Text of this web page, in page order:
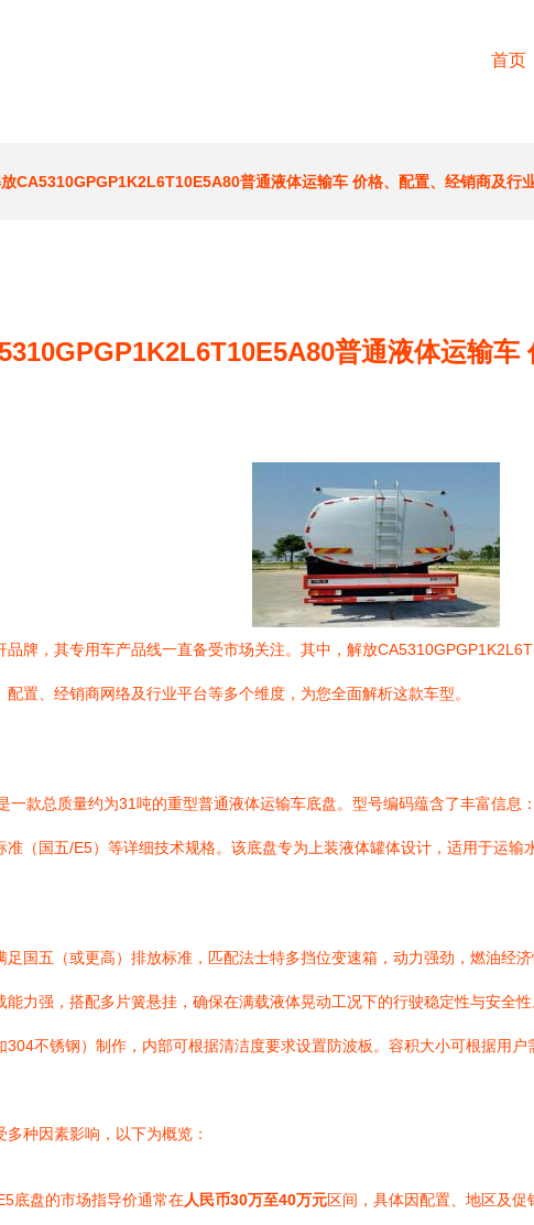
首页
CA5310GPGP1K2L6T10E5A80普通液体运输车 价格、配置、经销商及行
普通液体运输
牌，其专用车产品线一直备受市场关注。其中，解放
置、经销商网络及行业平台等多个维度，为您全面解析这款车型。
款总质量约为31吨的重型普通液体运输车底盘。型号编码蕴含了丰富信息
（国五/E5）等详细技术规格。该底盘专为上装液体罐体设计，适用于运输
足国五（或更高）排放标准，匹配法士特多挡位变速箱，动力强劲，燃油经济
能力强，搭配多片簧悬挂，确保在满载液体晃动工况下的行驶稳定性与安全性
不锈钢）制作，内部可根据清洁度要求设置防波板。容积大小可根据用
多种因素影响，以下为概览：
底盘的市场指导价通常在人民币30万至40万元区间，具体因配置、地区及促